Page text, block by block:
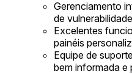
Gerenciamento
de
Excelentes
painéis
Equipe de
bem informada e